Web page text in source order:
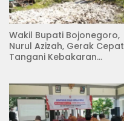
Wakil Bupati Bojonegoro,
Nurul Azizah, Gerak Cepat
Tangani Kebakaran